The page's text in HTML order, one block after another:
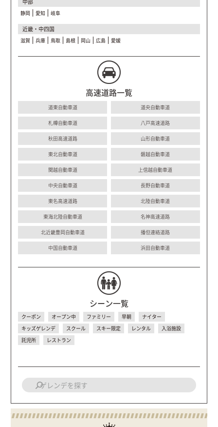
静岡 愛知 岐阜
近畿・中四国
滋賀 兵庫 鳥取 島根 岡山 広島 愛媛
高速道路一覧
道東自動車道 道央自動車道
札樽自動車道 八戸高速道路
秋田高速道路 山形自動車道
東北自動車道 磐越自動車道
関越自動車道 上信越自動車道
中央自動車道 長野自動車道
東名高速道路 北陸自動車道
東海北陸自動車道 名神高速道路
北近畿豊岡自動車道 播但連絡道路
中国自動車道 浜田自動車道
シーン一覧
クーポン オープン中 ファミリー 早朝
ナイター
キッズゲレンデ
スクール スキー限定 レンタル
入浴施設
託児所
レストラン